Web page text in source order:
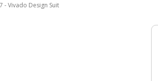
- Vivado Design Suit